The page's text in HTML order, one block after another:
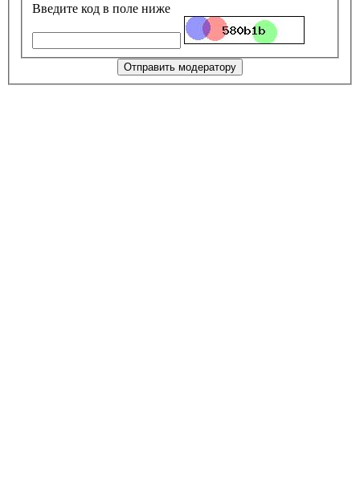
Введите код в поле ниже
Отправить модератору